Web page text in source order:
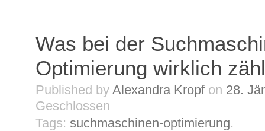
Was bei der
Optimierung wirklich
Published by Alexandra Kropf on 28.
Geschlossen
Tags: suchmaschinen-optimierung.